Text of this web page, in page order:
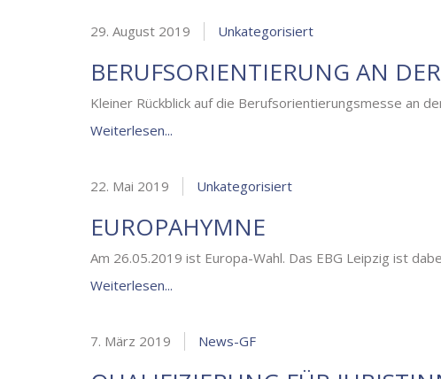
29. August 2019 Unkategorisiert
BERUFSORIENTIERUNG AN
Kleiner Rückblick auf die Berufsorientierungsmesse an
Weiterlesen...
22. Mai 2019 Unkategorisiert
EUROPAHYMNE
Am 26.05.2019 ist Europa-Wahl. Das EBG Leipzig ist
Weiterlesen...
7. März 2019 News-GF